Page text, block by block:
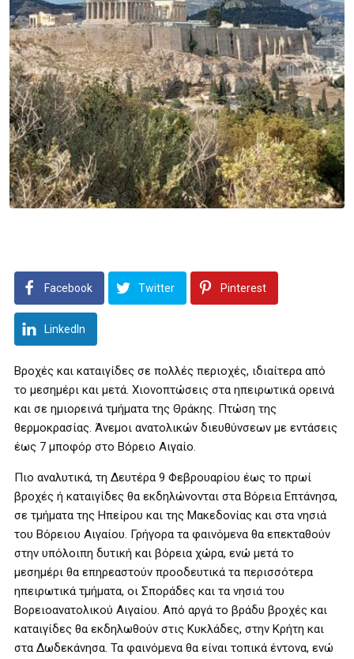
Facebook Twitter Pinterest
LinkedIn
Βροχές και καταιγίδες σε πολλές περιοχές, ιδιαίτερα από
το μεσημέρι και μετά. Χιονοπτώσεις στα ηπειρωτικά ορεινά
και σε ημιορεινά τμήματα της Θράκης. Πτώση της
θερμοκρασίας. Άνεμοι ανατολικών διευθύνσεων με εντάσεις
έως 7 μποφόρ στο Βόρειο Αιγαίο.
Πιο αναλυτικά, τη Δευτέρα 9 Φεβρουαρίου έως το πρωί
βροχές ή καταιγίδες θα εκδηλώνονται στα Βόρεια Επτάνησα,
σε τμήματα της Ηπείρου και της Μακεδονίας και στα νησιά
του Βόρειου Αιγαίου. Γρήγορα τα φαινόμενα θα επεκταθούν
στην υπόλοιπη δυτική και βόρεια χώρα, ενώ μετά το
μεσημέρι θα επηρεαστούν προοδευτικά τα περισσότερα
ηπειρωτικά τμήματα, οι Σποράδες και τα νησιά του
Βορειοανατολικού Αιγαίου. Από αργά το βράδυ βροχές και
καταιγίδες θα εκδηλωθούν στις Κυκλάδες, στην Κρήτη και
στα Δωδεκάνησα. Τα φαινόμενα θα είναι τοπικά έντονα, ενώ